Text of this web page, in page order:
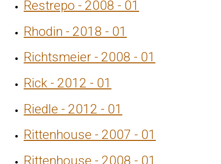
Restrepo - 2008 - 01
Rhodin - 2018 - 01
Richtsmeier - 2008 - 01
Rick - 2012 - 01
Riedle - 2012 - 01
Rittenhouse - 2007 - 01
Rittenhouse - 2008 - 01